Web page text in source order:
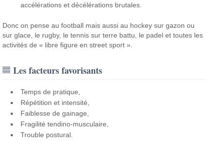
accélérations et décélérations brutales.
Donc on pense au football mais aussi au hockey sur gazon ou
sur glace, le rugby, le tennis sur terre battu, le padel et toutes les
activités de « libre figure en street sport ».
Les facteurs favorisants
Temps de pratique,
Répétition et intensité,
Faiblesse de gainage,
Fragilité tendino-musculaire,
Trouble postural.